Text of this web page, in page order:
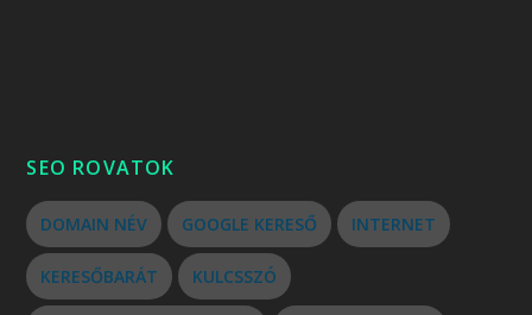
SEO ROVATOK
DOMAIN NÉV GOOGLE KERESŐ INTERNET
KERESŐBARÁT KULCSSZÓ